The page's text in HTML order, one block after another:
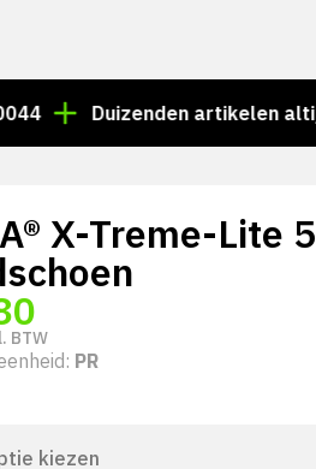
Duizenden artikelen altijd op
X-Treme-Lite
BTW
PR